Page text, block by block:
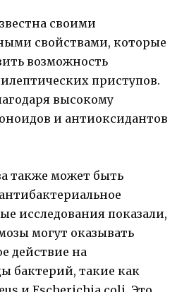
своими
свойствами, которые
возможность
приступов.
высокому
и антиоксидантов
также может быть
исследования показали,
могут оказывать
действие на
бактерий, такие как